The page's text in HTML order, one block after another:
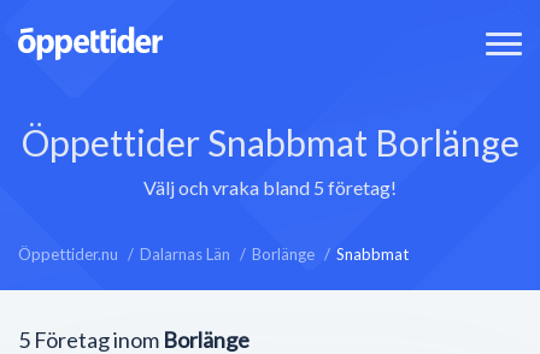
Öppettider Snabbmat Borlänge
Välj och vraka bland 5 företag!
Öppettider.nu Dalarnas Län Borlänge Snabbmat
5 Företag inom Borlänge